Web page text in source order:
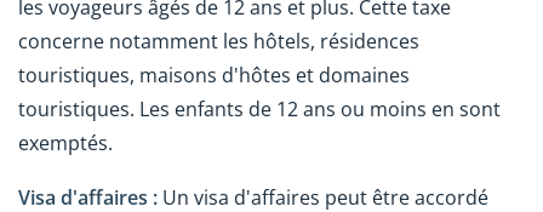
les voyageurs âgés de 12 ans et plus. Cette taxe
concerne notamment les hôtels, résidences
touristiques, maisons d'hôtes et domaines
touristiques. Les enfants de 12 ans ou moins en sont
exemptés.
Visa d'affaires : Un visa d'affaires peut être accordé